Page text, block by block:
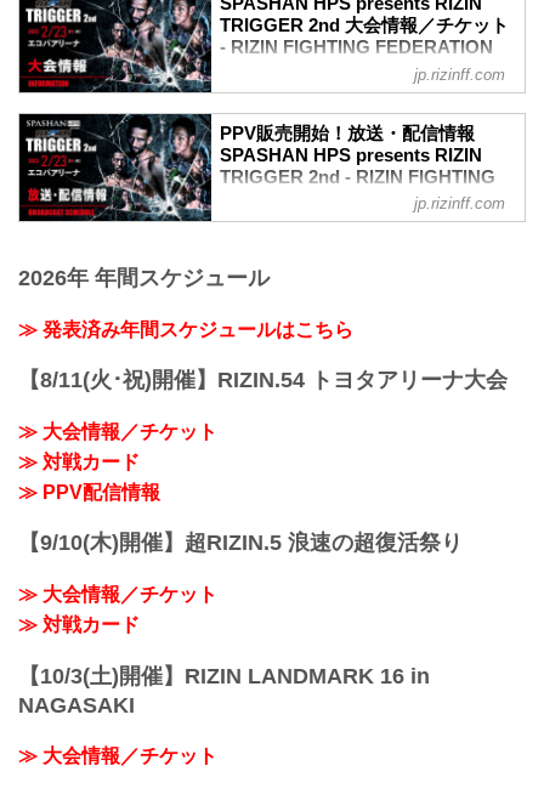
TRIGGER 2nd 大会情報／チケット
- RIZIN FIGHTING FEDERATION
名称
SPASHAN HPS presents RIZIN
TRIGGER 2nd
2022年2月23日（祝・水）12:30開場（予
RIZIN FFオフィシャルサイトにてご案内
終了予定時間
※試合内容、イベント進行によって終了
jp.rizinff.com
PPV販売開始！放送・配信情報
SPASHAN HPS presents RIZIN
TRIGGER 2nd - RIZIN FIGHTING
FEDERATION オフィシャルサイト
RIZIN TRIGGER 2ndの放送・配信情報を
会場に行けない方は、Exciting RIZIN、
RIZIN LIVEまたはスカパー！で、2022年
開幕戦となるRIZIN TRIGGER 2ndを全試
合リアルタイムで視聴しよう！
(祝・水) 14:00〜 Exciting RIZ...
jp.rizinff.com
2026年 年間スケジュール
≫ 発表済み年間スケジュールはこちら
【8/11(火･祝)開催】RIZIN.54 トヨタアリーナ大会
≫ 大会情報／チケット
≫ 対戦カード
≫ PPV配信情報
【9/10(木)開催】超RIZIN.5 浪速の超復活祭り
≫ 大会情報／チケット
≫ 対戦カード
【10/3(土)開催】RIZIN LANDMARK 16 in
NAGASAKI
≫ 大会情報／チケット